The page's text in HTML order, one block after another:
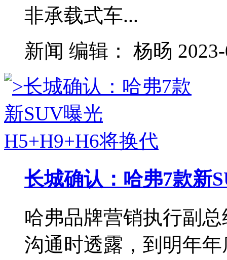
非承载式车...
新闻 编辑： 杨旸
长城确认：哈弗7款新
哈弗品牌营销执行副
沟通时透露，到明年